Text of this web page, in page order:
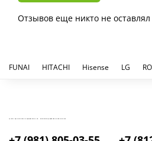
Отзывов еще никто не оставлял
FUNAI HITACHI Hisense LG